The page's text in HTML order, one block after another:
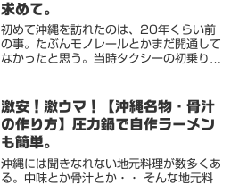
求めて。
初めて沖縄を訪れたのは、20年くらい前
の事。たぶんモノレールとかまだ開通して
なかったと思う。当時タクシーの初乗りが
ど多くなくて、個人商店の軒先でお弁当を
よく買った。...
激安！激ウマ！【沖縄名物・骨汁
の作り方】圧力鍋で自作ラーメン
も簡単。
沖縄には聞きなれない地元料理が数多くあ
る。中味とか骨汁とか・・ そんな地元料